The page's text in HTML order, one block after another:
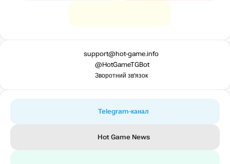
support@hot-game.info
@HotGameTGBot
Зворотний зв’язок
Telegram-канал
Hot Game News